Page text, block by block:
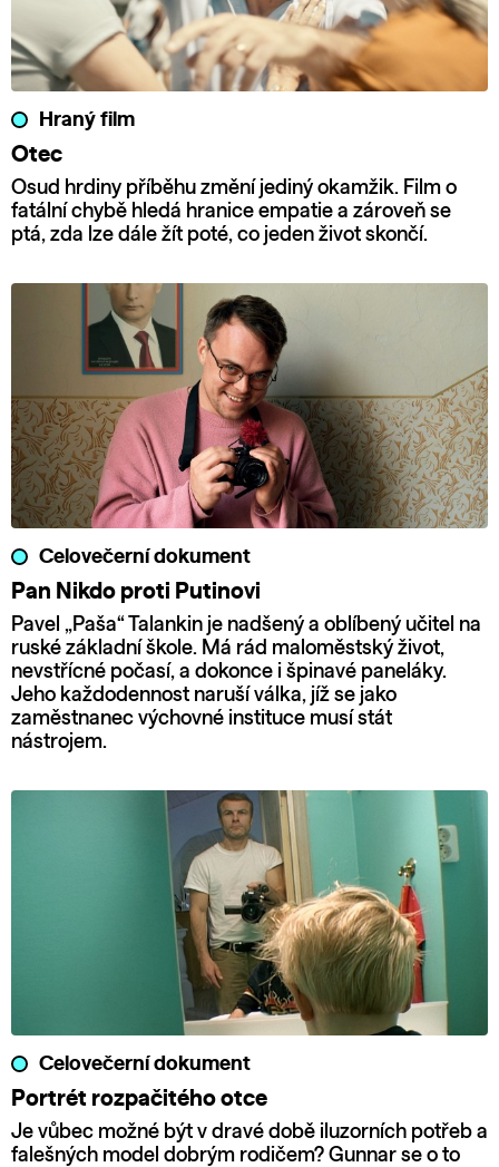
Hraný film
Otec
Osud hrdiny příběhu změní jediný okamžik. Film o
fatální chybě hledá hranice empatie a zároveň se
ptá, zda lze dále žít poté, co jeden život skončí.
Celovečerní dokument
Pan Nikdo proti Putinovi
Pavel „Paša“ Talankin je nadšený a oblíbený učitel na
ruské základní škole. Má rád maloměstský život,
nevstřícné počasí, a dokonce i špinavé paneláky.
Jeho každodennost naruší válka, jíž se jako
zaměstnanec výchovné instituce musí stát
nástrojem.
Celovečerní dokument
Portrét rozpačitého otce
Je vůbec možné být v dravé době iluzorních potřeb a
falešných model dobrým rodičem? Gunnar se o to